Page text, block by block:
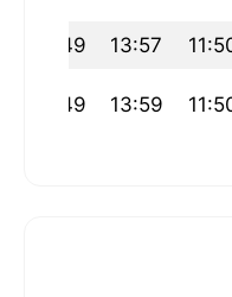
13:57
17:49
13:59
17:49